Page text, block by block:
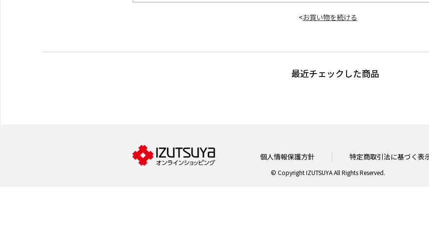
<
最近チェックした商品
個人情報保護方針 特定商取引法に基づく表
© Copyright IZUTSUYA All Rights Reserved.